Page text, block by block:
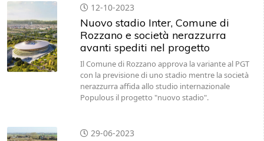
12-10-2023
Nuovo stadio Inter, Comune di
Rozzano e società nerazzurra
avanti spediti nel progetto
Il Comune di Rozzano approva la variante al PGT
con la previsione di uno stadio mentre la società
nerazzurra affida allo studio internazionale
Populous il progetto "nuovo stadio".
29-06-2023